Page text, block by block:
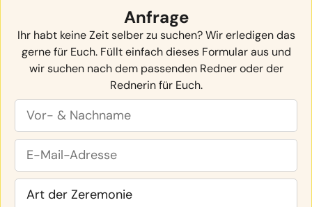
Anfrage
Ihr habt keine Zeit selber zu suchen? Wir erledigen das
gerne für Euch. Füllt einfach dieses Formular aus und
wir suchen nach dem passenden Redner oder der
Rednerin für Euch.